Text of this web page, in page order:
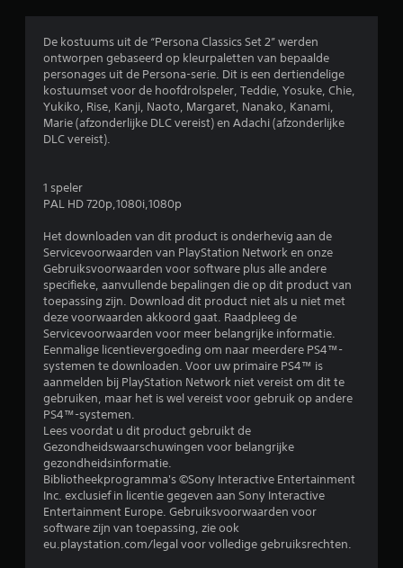
De kostuums uit de “Persona Classics Set 2” werden
ontworpen gebaseerd op kleurpaletten van bepaalde
personages uit de Persona-serie. Dit is een dertiendelige
kostuumset voor de hoofdrolspeler, Teddie, Yosuke, Chie,
Yukiko, Rise, Kanji, Naoto, Margaret, Nanako, Kanami,
Marie (afzonderlijke DLC vereist) en Adachi (afzonderlijke
DLC vereist).
1 speler
PAL HD 720p,1080i,1080p
Het downloaden van dit product is onderhevig aan de
Servicevoorwaarden van PlayStation Network en onze
Gebruiksvoorwaarden voor software plus alle andere
specifieke, aanvullende bepalingen die op dit product van
toepassing zijn. Download dit product niet als u niet met
deze voorwaarden akkoord gaat. Raadpleeg de
Servicevoorwaarden voor meer belangrijke informatie.
Eenmalige licentievergoeding om naar meerdere PS4™-
systemen te downloaden. Voor uw primaire PS4™ is
aanmelden bij PlayStation Network niet vereist om dit te
gebruiken, maar het is wel vereist voor gebruik op andere
PS4™-systemen.
Lees voordat u dit product gebruikt de
Gezondheidswaarschuwingen voor belangrijke
gezondheidsinformatie.
Bibliotheekprogramma's ©Sony Interactive Entertainment
Inc. exclusief in licentie gegeven aan Sony Interactive
Entertainment Europe. Gebruiksvoorwaarden voor
software zijn van toepassing, zie ook
eu.playstation.com/legal voor volledige gebruiksrechten.